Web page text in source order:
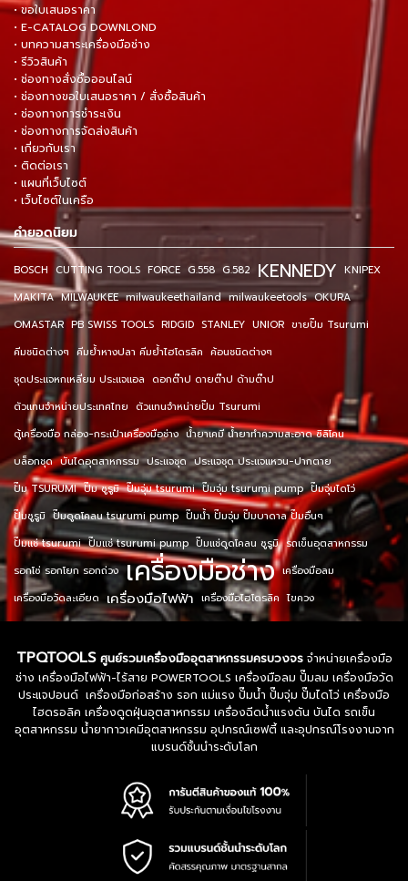
• ขอใบเสนอราคา
• E-CATALOG DOWNLOND
• บทความสาระเครื่องมือช่าง
• รีวิวสินค้า
• ช่องทางสั่งซื้อออนไลน์
• ช่องทางขอใบเสนอราคา / สั่งซื้อสินค้า
• ช่องทางการชำระเงิน
• ช่องทางการจัดส่งสินค้า
• เกี่ยวกับเรา
• ติดต่อเรา
• แผนที่เว็บไซต์
• เว็บไซต์ในเครือ
คำยอดนิยม
BOSCH CUTTING TOOLS FORCE G.558 G.582 KENNEDY KNIPEX
MAKITA MILWAUKEE milwaukeethailand milwaukeetools OKURA
OMASTAR PB SWISS TOOLS RIDGID STANLEY UNIOR ขายปั๊ม Tsurumi
คีมชนิดต่างๆ คีมย้ำหางปลา คีมย้ำไฮโดรลิค ค้อนชนิดต่างๆ
ชุดประแจหกเหลี่ยม ประแจแอล ดอกต๊าป ดายต๊าป ด้ามต๊าป
ตัวแทนจำหน่ายประเทศไทย ตัวแทนจำหน่ายปั๊ม Tsurumi
ตู้เครื่องมือ กล่อง-กระเป๋าเครื่องมือช่าง น้ำยาเคมี น้ำยาทำความสะอาด ซิลิโคน
บล็อกชุด บันไดอุตสาหกรรม ประแจชุด ประแจชุด ประแจแหวน-ปากตาย
ปั๊ม TSURUMI ปั๊ม ซูรูมิ ปั๊มจุ่ม tsurumi ปั๊มจุ่ม tsurumi pump ปั๊มจุ่มไดโว่
ปั๊มซูรูมิ ปั๊มดูดโคลน tsurumi pump ปั๊มน้ำ ปั๊มจุ่ม ปั๊มบาดาล ปั๊มอื่นๆ
ปั๊มแช่ tsurumi ปั๊มแช่ tsurumi pump ปั๊มแช่ดูดโคลน ซูรูมิ รถเข็นอุตสาหกรรม
รอกโซ่ รอกโยก รอกถ่วง เครื่องมือช่าง เครื่องมือลม
เครื่องมือวัดละเอียด เครื่องมือไฟฟ้า เครื่องมือไฮโดรลิค ไขควง
TPQTOOLS ศูนย์รวมเครื่องมืออุตสาหกรรมครบวงจรจำหน่ายเครื่องมือ
ช่าง เครื่องมือไฟฟ้า-ไร้สาย POWERTOOLS เครื่องมือลม ปั๊มลม เครื่องมือวัด
ประแจปอนด์ เครื่องมือก่อสร้าง รอก แม่แรง ปั๊มน้ำ ปั๊มจุ่ม ปั๊มไดโว่ เครื่องมือ
ไฮดรอลิค เครื่องดูดฝุ่นอุตสาหกรรม เครื่องฉีดน้ำแรงดัน บันได รถเข็น
อุตสาหกรรม น้ำยากาวเคมีอุตสาหกรรม อุปกรณ์เซฟตี้ และอุปกรณ์โรงงานจาก
แบรนด์ชั้นนำระดับโลก